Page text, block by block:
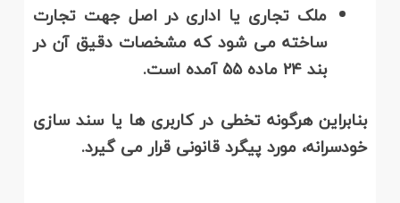
ملک تجاری یا اداری در اصل جهت تجارت
ساخته می شود که مشخصات دقیق آن در
بند۲۴ماده۵۵آمده است.
بنابراین هرگونه تخطی در کاربری ها یا سند سازی
خودسرانه، مورد پیگرد قانونی قرار می گیرد.